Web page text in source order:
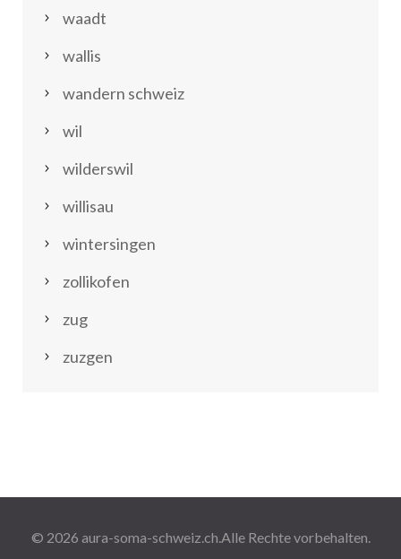
waadt
wallis
wandern schweiz
wil
wilderswil
willisau
wintersingen
zollikofen
zug
zuzgen
© 2026 aura-soma-schweiz.ch .Alle Rechte vorbehalten.